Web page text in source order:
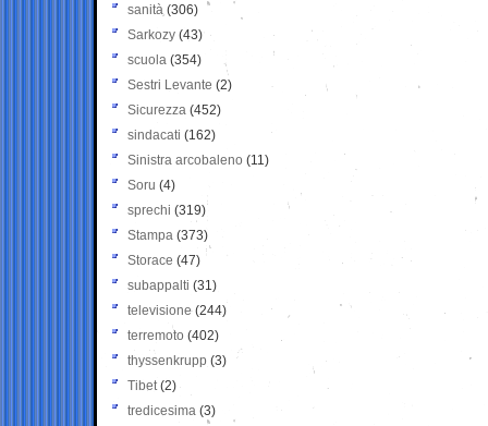
sanità (306)
Sarkozy (43)
scuola (354)
Sestri Levante (2)
Sicurezza (452)
sindacati (162)
Sinistra arcobaleno (11)
Soru (4)
sprechi (319)
Stampa (373)
Storace (47)
subappalti (31)
televisione(244)
terremoto (402)
thyssenkrupp (3)
Tibet(2)
tredicesima (3)